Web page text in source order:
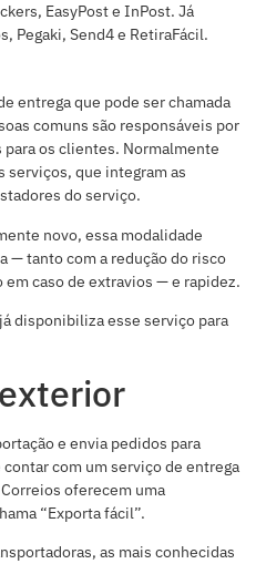
EasyPost e InPost. Já
Pegaki, Send4 e RetiraFácil.
entrega que pode ser chamada
comuns são responsáveis por
os clientes. Normalmente
serviços, que integram as
do serviço.
novo, essa modalidade
— tanto com a redução do risco
caso de extravios — e rapidez.
disponibiliza esse serviço para
e envia pedidos para
com um serviço de entrega
oferecem uma
“Exporta fácil”.
as mais conhecidas